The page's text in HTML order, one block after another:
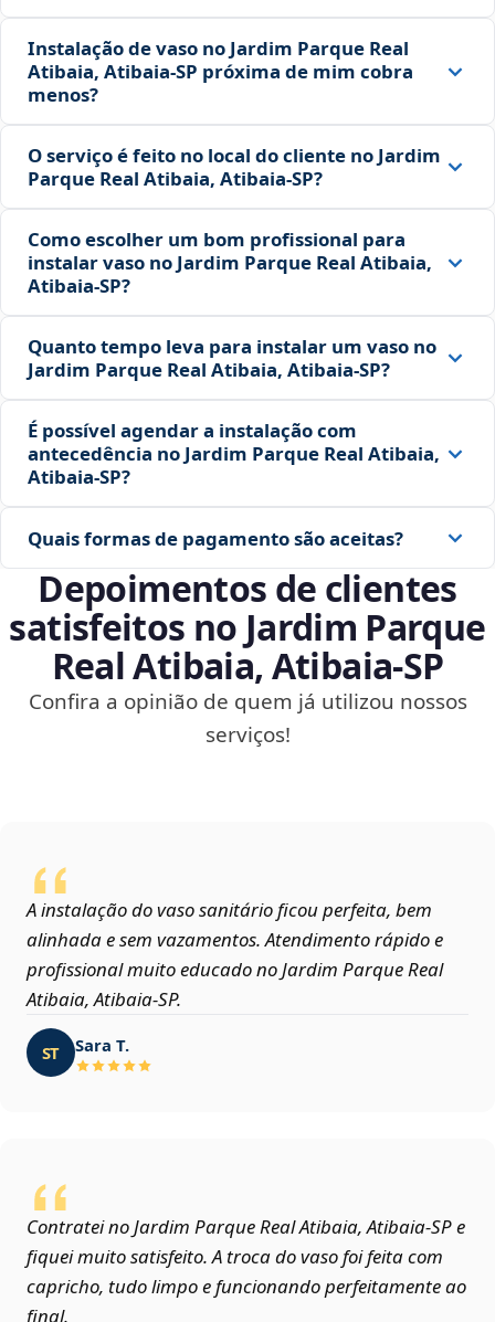
Instalação de vaso no Jardim Parque Real
Atibaia, Atibaia‑SP próxima de mim cobra
menos?
O serviço é feito no local do cliente no Jardim
Parque Real Atibaia, Atibaia‑SP?
Como escolher um bom profissional para
instalar vaso no Jardim Parque Real Atibaia,
Atibaia‑SP?
Quanto tempo leva para instalar um vaso no
Jardim Parque Real Atibaia, Atibaia‑SP?
É possível agendar a instalação com
antecedência no Jardim Parque Real Atibaia,
Atibaia‑SP?
Quais formas de pagamento são aceitas?
Depoimentos de clientes
satisfeitos no Jardim Parque
Real Atibaia, Atibaia‑SP
Confira a opinião de quem já utilizou nossos
serviços!
A instalação do vaso sanitário ficou perfeita, bem
alinhada e sem vazamentos. Atendimento rápido e
profissional muito educado no Jardim Parque Real
Atibaia, Atibaia‑SP.
ST Sara T.
Contratei no Jardim Parque Real Atibaia, Atibaia‑SP e
fiquei muito satisfeito. A troca do vaso foi feita com
capricho, tudo limpo e funcionando perfeitamente ao
final.